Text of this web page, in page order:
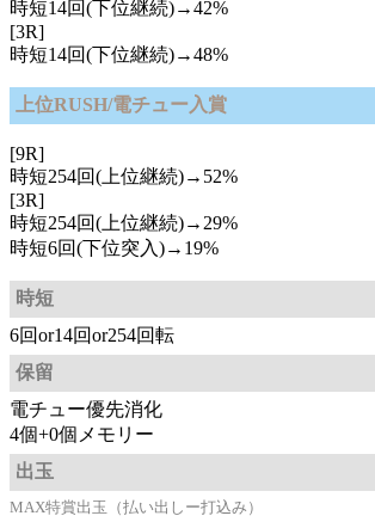
時短14回(下位継続)→42%
[3R]
時短14回(下位継続)→48%
上位RUSH/電チュー入賞
[9R]
時短254回(上位継続)→52%
[3R]
時短254回(上位継続)→29%
時短6回(下位突入)→19%
時短
6回or14回or254回転
保留
電チュー優先消化
4個+0個メモリー
出玉
MAX特賞出玉（払い出しー打込み）